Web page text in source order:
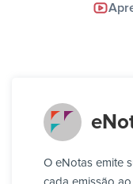
O eNotas emite